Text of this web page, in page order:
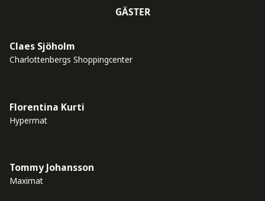
GÄSTER
Claes Sjöholm
Charlottenbergs Shoppingcenter
Florentina Kurti
Hypermat
Tommy Johansson
Maximat